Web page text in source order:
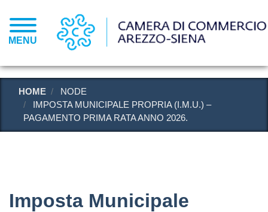
al
contenuto
MENU
HOME
NODE
IMPOSTA MUNICIPALE PROPRIA (I.M.U.) –
PAGAMENTO PRIMA RATA ANNO 2026.
Imposta Municipale